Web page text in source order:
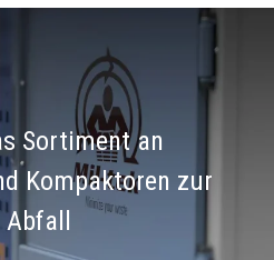
Sortiment an
Kompaktoren zur